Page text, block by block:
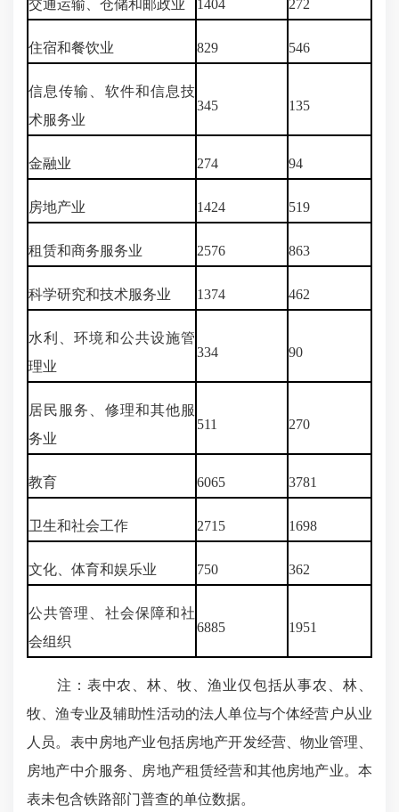
交通运输、仓储和邮政业 1404 272
住宿和餐饮业 829 546
信息传输、软件和信息技
术服务业
345 135
金融业 274 94
房地产业 1424 519
租赁和商务服务业 2576 863
科学研究和技术服务业 1374 462
水利、环境和公共设施管
理业
334 90
居民服务、修理和其他服
务业
511 270
教育 6065 3781
卫生和社会工作 2715 1698
文化、体育和娱乐业 750 362
公共管理、社会保障和社
会组织
6885 1951
注：表中农、林、牧、渔业仅包括从事农、林、
牧、渔专业及辅助性活动的法人单位与个体经营户从业
人员。表中房地产业包括房地产开发经营、物业管理、
房地产中介服务、房地产租赁经营和其他房地产业。本
表未包含铁路部门普查的单位数据。